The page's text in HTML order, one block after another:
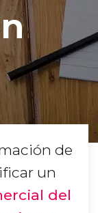
de
un
del